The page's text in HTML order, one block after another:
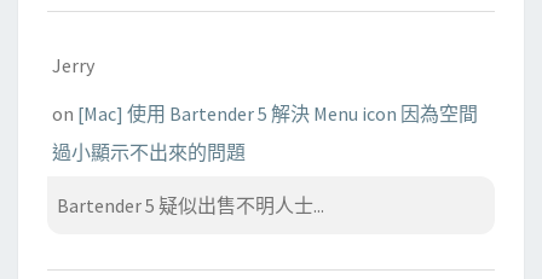
Jerry
on [Mac] 使用 Bartender 5 解決 Menu icon 因為空間
過小顯示不出來的問題
Bartender 5 疑似出售不明人士...